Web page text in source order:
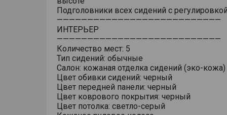
Подголовники всех сидений с
———————————————————————————
ИНТЕРЬЕР
———————————————————————————
Количество мест: 5
Тип сидений: обычные
Салон: кожаная отделка сидений (эко-кожа)
Цвет обивки сидений: черный
Цвет передней панели: черный
Цвет коврового покрытия: черный
Цвет потолка: светло-серый